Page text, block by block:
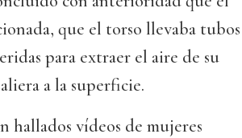
que el torso llevaba tubos
para extraer el aire de su
a la superficie.
vídeos de mujeres